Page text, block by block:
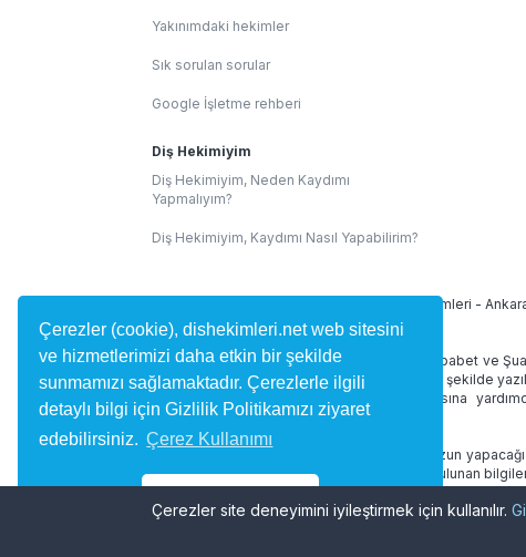
Çerezler (cookie), dishekimleri.net web sitesini
ve hizmetlerimizi daha etkin bir şekilde
sunmamızı sağlamaktadır. Çerezlerle ilgili
detaylı bilgi için Gizlilik Politikamızı ziyaret
edebilirsiniz. Çerez Kullanımı
Çerezler site deneyimini iyileştirmek için kullanılır.
Yakınımdaki hekimler
Sık sorulan sorular
Google İşletme rehberi
Diş Hekimiyim
Diş Hekimiyim, Neden Kaydımı
Yapmalıyım?
Diş Hekimiyim, Kaydımı Nasıl Yapabilirim?
İstanbul Diş Hekimleri -
dishekimleri.net site içeriğinde 1219 Sayılı Tababet ve
alan yorumlar kullanıcılar tarafından bağımsız şekilde
diş hekimini bulmasına ve randevu almasına
desteklememektedir.
dishekimleri.net online hizmetleri doktorunuzun
ve tedaviniz düzenlenmez. Site içerisinde bulunan